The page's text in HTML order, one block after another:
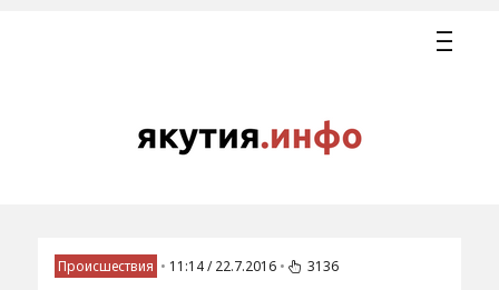
Происшествия • 11:14 / 22.7.2016 • 3136